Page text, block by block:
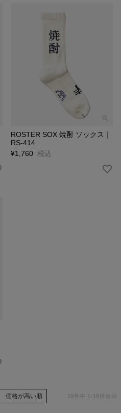
ROSTER SOX 焼酎 ソックス｜
RS-414
¥1,760 税込
価格が高い順 19 件中 1 - 19 件表示